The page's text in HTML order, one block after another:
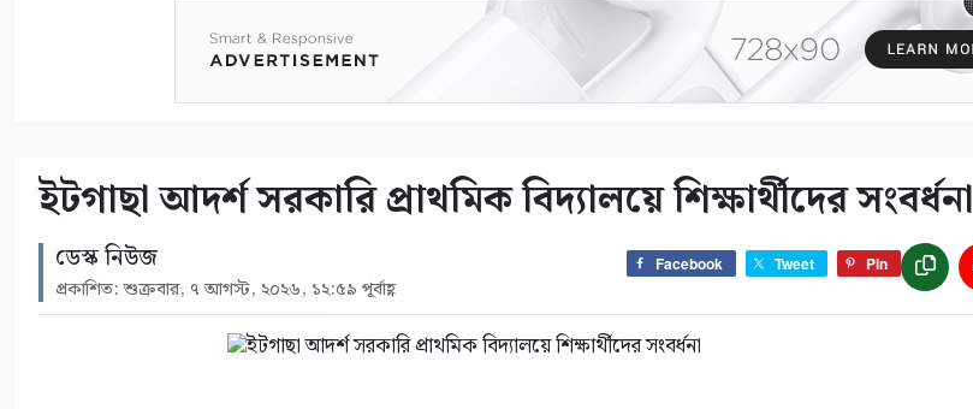
ইটগাছা আদর্শ সরকারি প্রাথমিক বিদ্যালয়ে শিক্ষার্থীদের সংবর্ধনা
ডেস্ক নিউজ
প্রকাশিত: শুক্রবার, ৭ আগস্ট, ২০২৬, ১২:৫৯ পূর্বাহ্ণ
Facebook Tweet Pin